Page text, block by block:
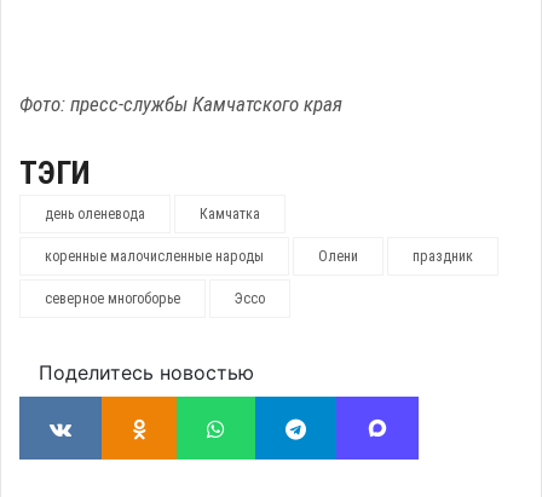
Фото: пресс-службы Камчатского края
ТЭГИ
день оленевода Камчатка
коренные малочисленные народы Олени праздник
северное многоборье Эссо
Поделитесь новостью